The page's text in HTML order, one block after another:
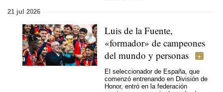
21 jul 2026
Luis de la Fuente,
«formador» de campeones
del mundo y personas
El seleccionador de España, que
comenzó entrenando en División de
Honor, entró en la federación